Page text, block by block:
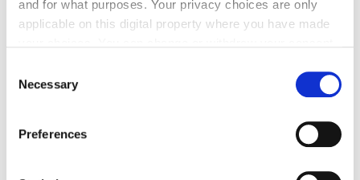
and for what purposes. Your privacy choices are only
applicable on this digital property where you have made
the Privacy trigger icon.
Collect information about your geographical location
Selection
Necessary
Preferences
Wohneinheit.
zehn Prozentpunkte reduziert.
Gebietskörperschaften wird weitergeführt. Die Höhe der